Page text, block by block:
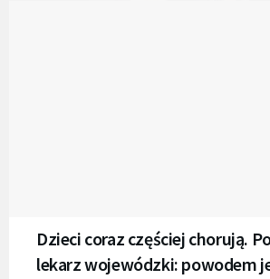
Dzieci coraz częściej chorują.
lekarz wojewódzki: powodem